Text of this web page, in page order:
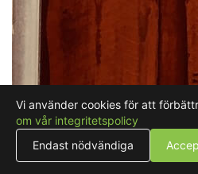
Vi använder cookies för att
om vår integritetspolicy
Endast nödvändiga